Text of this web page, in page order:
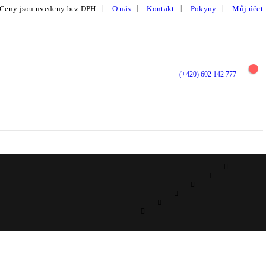
jsou uvedeny bez DPH | O nás Kontakt Pokyny Můj účet
(+420) 602 142 777